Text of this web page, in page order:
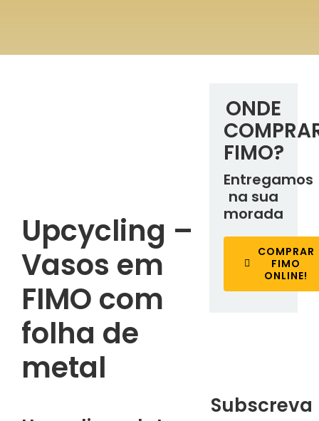
Upcycling –
Vasos em
FIMO com
folha de
metal
ONDE
FIMO?
Entregamos
na sua
morada
COMPRAR
FIMO
ONLINE!
Subscreva